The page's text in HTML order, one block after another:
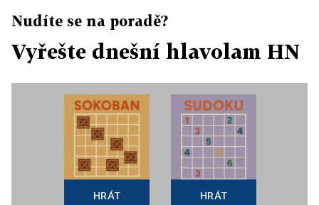
Nudíte se na poradě?
Vyřešte dnešní hlavolam HN
HRÁT HRÁT